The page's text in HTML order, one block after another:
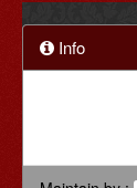
Info